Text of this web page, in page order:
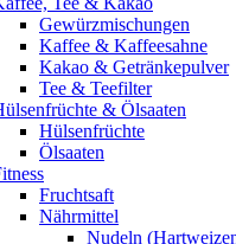
Gewürzmischungen
Kaffee & Kaffeesahne
Kakao & Getränkepulver
Tee & Teefilter
& Ölsaaten
Hülsenfrüchte
Ölsaaten
Fruchtsaft
Nährmittel
Nudeln